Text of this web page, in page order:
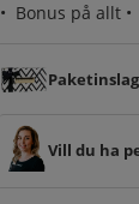
• Bonus på allt
Vill du ha